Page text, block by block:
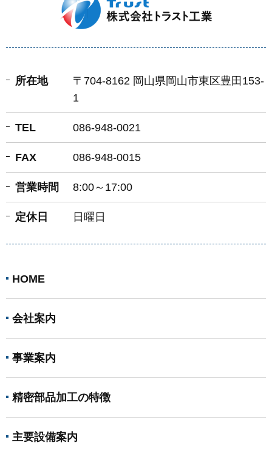
所在地
〒704-8162 岡山県岡山市東区豊田153-
1
TEL 086-948-0021
FAX 086-948-0015
営業時間 8:00～17:00
定休日 日曜日
HOME
会社案内
事業案内
精密部品加工の特徴
主要設備案内